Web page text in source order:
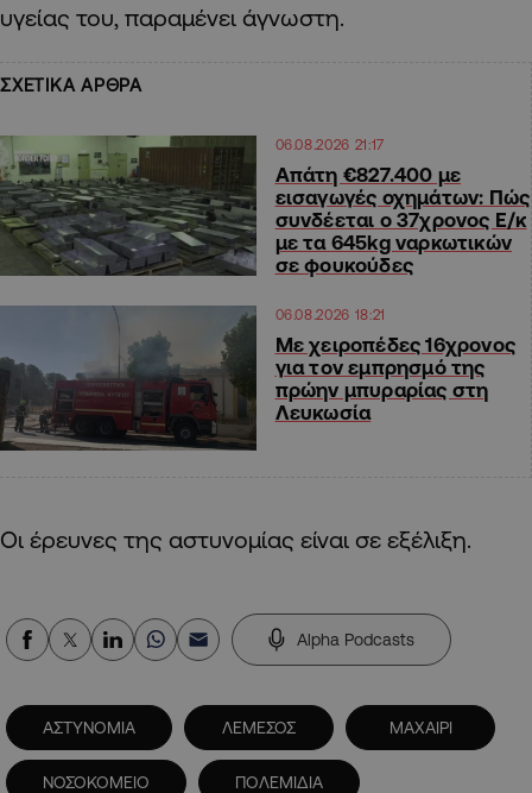
υγείας του, παραμένει άγνωστη.
ΣΧΕΤΙΚΑ ΑΡΘΡΑ
06.08.2026 21:17
Απάτη €827.400 με
εισαγωγές οχημάτων: Πώς
συνδέεται ο 37χρονος Ε/κ
με τα 645kg ναρκωτικών
σε φουκούδες
06.08.2026 18:21
Με χειροπέδες 16χρονος
για τον εμπρησμό της
πρώην μπυραρίας στη
Λευκωσία
Οι έρευνες της αστυνομίας είναι σε εξέλιξη.
Alpha Podcasts
ΑΣΤΥΝΟΜΙΑ ΛΕΜΕΣΟΣ ΜΑΧΑΙΡΙ
ΝΟΣΟΚΟΜΕΙΟ ΠΟΛΕΜΙΔΙΑ